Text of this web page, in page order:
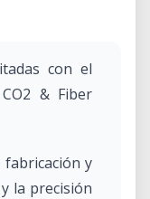
con el
& Fiber
fabricación y
la precisión